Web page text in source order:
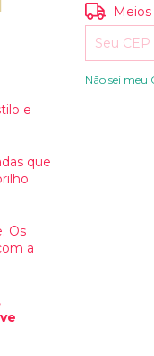
e
que
Os
a
Entregas
Não sei meu